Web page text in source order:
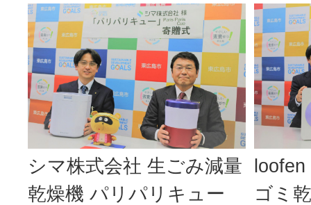
シマ株式会社 生ごみ減量
乾燥機 パリパリキュー
ゴミ